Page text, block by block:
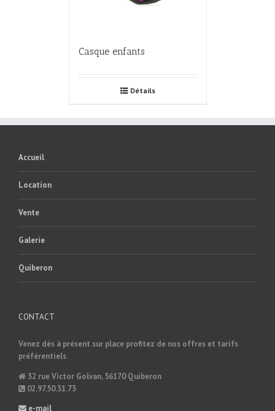
Casque enfants
Détails
Accueil
Location
Vente
Galerie
Quiberon
CONTACT
Venez dès à présent sur place profitez de nos offres et tarifs
préférentiels.
32 rue Victor Golvan, 56170 Quiberon
02.97.50.31.73
e-mail